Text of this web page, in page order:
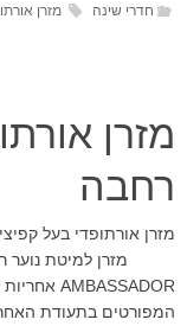
חדרי שינה מזרן
מזרן
רחבה